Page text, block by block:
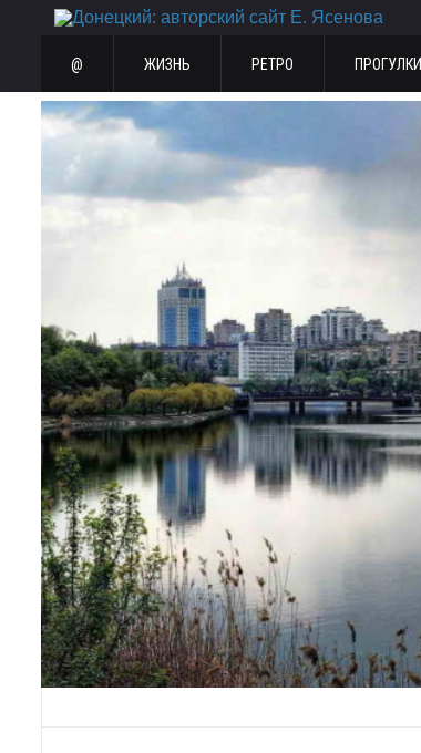
@ ЖИЗНЬ РЕТРО ПРОГУЛКИ